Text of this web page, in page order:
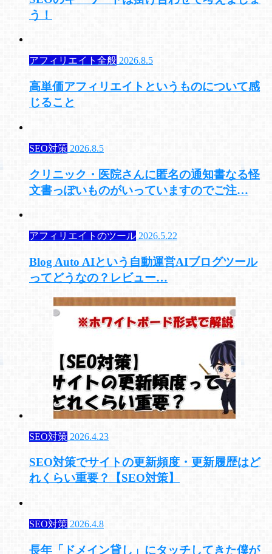
う！
アフィリエイト全般 2026.8.5
高単価アフィリエイトというものについて感
じること
SEO対策 2026.8.5
クリニック・医院さんに匿名の通知書なる怪
文書っぽいものがいっていますのでご注…
アフィリエイトのツール 2026.5.22
Blog Auto AIという自動運営AIブログツール
ってどうなの？レビュー…
SEO対策 2026.4.23
SEO対策でサイトの更新頻度・更新履歴はど
れくらい重要？【SEO対策】
SEO対策 2026.4.8
長年「ドメイン貸し」にタッチしてきた僕が